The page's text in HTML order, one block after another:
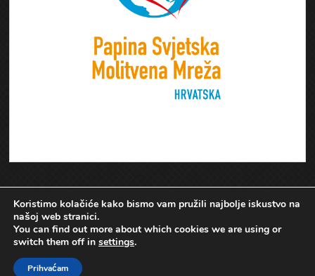
Koristimo kolačiće kako bismo vam pružili najbolje iskustvo na
našoj web stranici.
You can find out more about which cookies we are using or
switch them off in settings.
Prihvaćam